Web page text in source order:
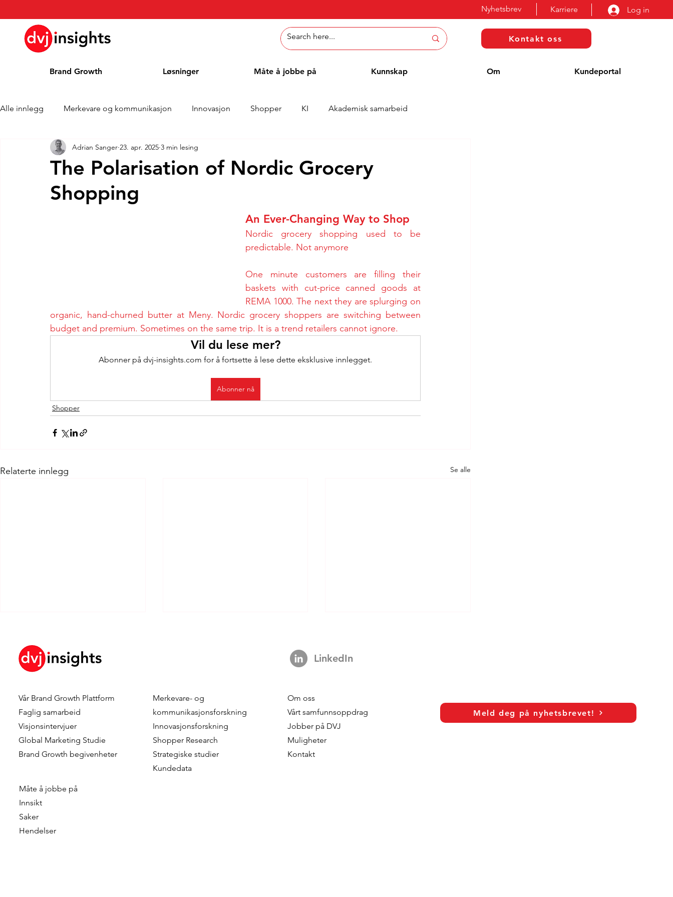
Karriere Log in
Nyhetsbrev
Kontakt oss
Brand Growth Løsninger Måte å jobbe på Kunnskap Om Kundeportal
Alle innlegg Merkevare og kommunikasjon Innovasjon Shopper KI Akademisk samarbeid
Merkevekstintervju Pressemelding Nyheter
Blog Priser
The Polarisation of Nordic Grocery
Shopping
Adrian Sanger 23. apr. 2025 3 min lesing
An Ever-Changing Way to Shop
Nordic grocery shopping used to be
predictable. Not anymore
One minute customers are filling their
baskets with cut-price canned goods at
REMA 1000. The next they are splurging on
organic, hand-churned butter at Meny. Nordic grocery shoppers are switching between
budget and premium. Sometimes on the same trip. It is a trend retailers cannot ignore.
Vil du lese mer?
Abonner på dvj-insights.com for å fortsette å lese dette eksklusive innlegget.
Abonner nå
Shopper
Relaterte innlegg Se alle
Combining Scale and
Realism in Shopper Research
- Approximating The Reality
Of Shopper Journeys
Customer Motivation -
Leveraging The Soft Power
Dimension Of Segmentation
For More Strategic
Marketing
Preference-based
Segmentation: When
Vår Brand Growth Plattform
Faglig samarbeid
Visjonsintervjuer
Global Marketing Studie
Brand Growth begivenheter
Måte å jobbe på
Innsikt
Saker
Hendelser
Merkevare- og
kommunikasjonsforskning
Innovasjonsforskning
Shopper Research
Strategiske studier
Kundedata
LinkedIn
Om oss
Vårt samfunnsoppdrag
Jobber på DVJ
Muligheter
Kontakt
Meld deg på nyhetsbrevet!